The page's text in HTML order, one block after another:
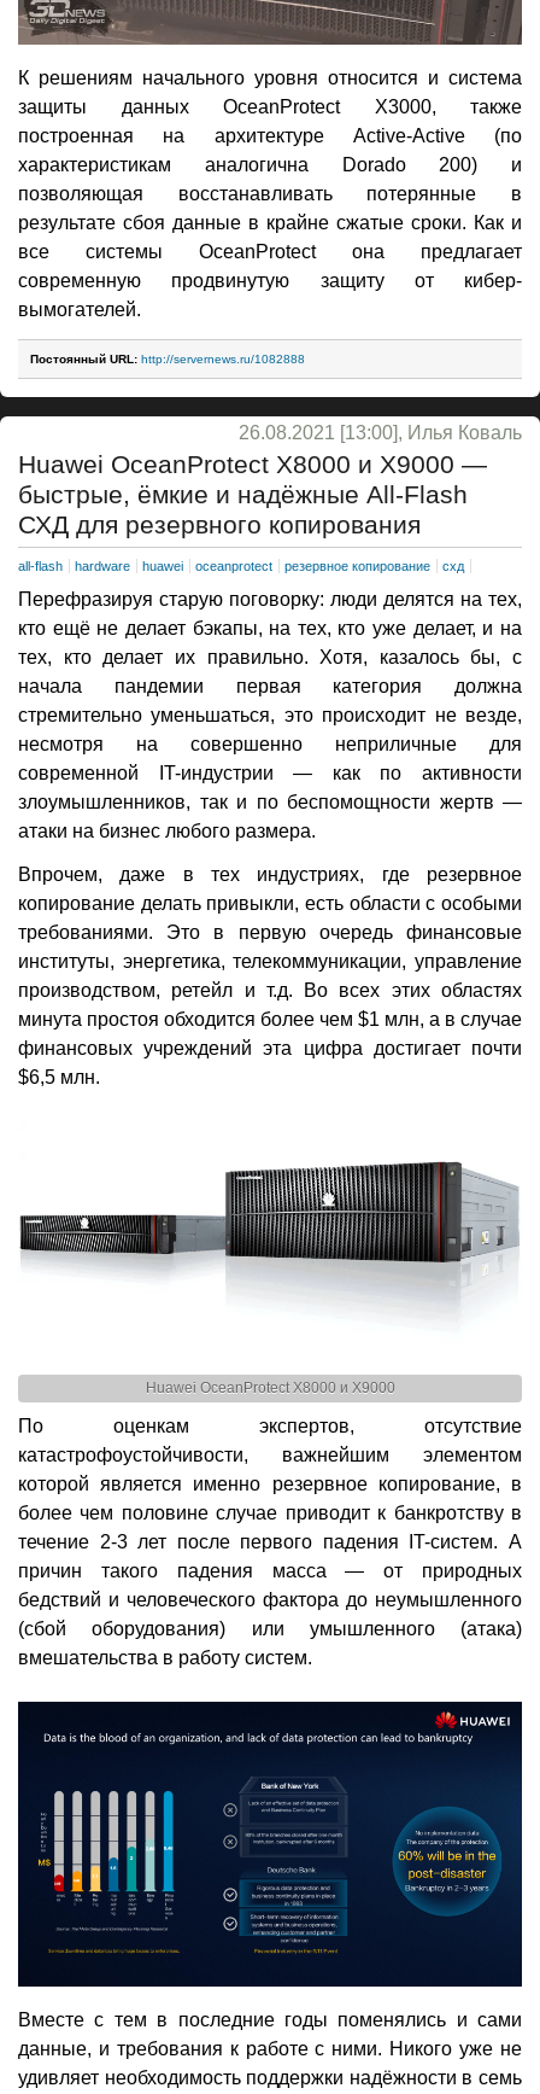
К решениям начального уровня относится и система
защиты данных OceanProtect X3000, также
построенная на архитектуре Active-Active (по
характеристикам аналогична Dorado 200) и
позволяющая восстанавливать потерянные в
результате сбоя данные в крайне сжатые сроки. Как и
все системы OceanProtect она предлагает
современную продвинутую защиту от кибер-
вымогателей.
Постоянный URL: http://servernews.ru/1082888
26.08.2021 [13:00], Илья Коваль
Huawei OceanProtect X8000 и X9000 —
быстрые, ёмкие и надёжные All-Flash
СХД для резервного копирования
all-flash hardware huawei oceanprotect резервное копирование схд
Перефразируя старую поговорку: люди делятся на тех,
кто ещё не делает бэкапы, на тех, кто уже делает, и на
тех, кто делает их правильно. Хотя, казалось бы, с
начала пандемии первая категория должна
стремительно уменьшаться, это происходит не везде,
несмотря на совершенно неприличные для
современной IT-индустрии — как по активности
злоумышленников, так и по беспомощности жертв —
атаки на бизнес любого размера.
Впрочем, даже в тех индустриях, где резервное
копирование делать привыкли, есть области с особыми
требованиями. Это в первую очередь финансовые
институты, энергетика, телекоммуникации, управление
производством, ретейл и т.д. Во всех этих областях
минута простоя обходится более чем $1 млн, а в случае
финансовых учреждений эта цифра достигает почти
$6,5 млн.
Huawei OceanProtect X8000 и X9000
По оценкам экспертов, отсутствие
катастрофоустойчивости, важнейшим элементом
которой является именно резервное копирование, в
более чем половине случае приводит к банкротству в
течение 2-3 лет после первого падения IT-систем. А
причин такого падения масса — от природных
бедствий и человеческого фактора до неумышленного
(сбой оборудования) или умышленного (атака)
вмешательства в работу систем.
Вместе с тем в последние годы поменялись и сами
данные, и требования к работе с ними. Никого уже не
удивляет необходимость поддержки надёжности в семь